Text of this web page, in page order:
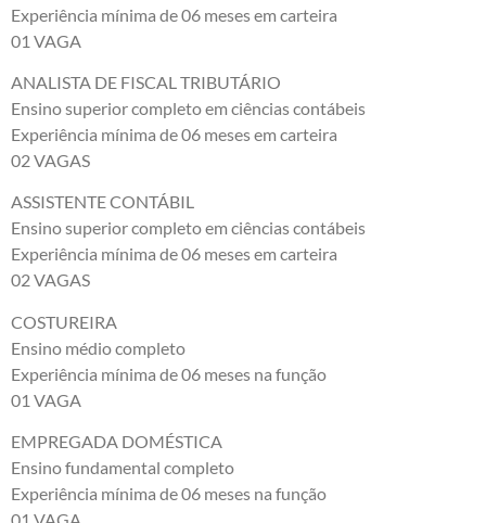
Experiência mínima de 06 meses em carteira
01 VAGA
ANALISTA DE FISCAL TRIBUTÁRIO
Ensino superior completo em ciências contábeis
Experiência mínima de 06 meses em carteira
02 VAGAS
ASSISTENTE CONTÁBIL
Ensino superior completo em ciências contábeis
Experiência mínima de 06 meses em carteira
02 VAGAS
COSTUREIRA
Ensino médio completo
Experiência mínima de 06 meses na função
01 VAGA
EMPREGADA DOMÉSTICA
Ensino fundamental completo
Experiência mínima de 06 meses na função